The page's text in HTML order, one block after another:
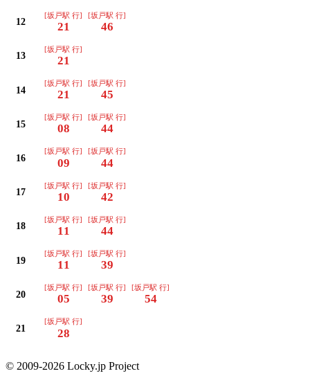
12
[坂戸駅 行]
21
[坂戸駅 行]
46
13
[坂戸駅 行]
21
14
[坂戸駅 行]
21
[坂戸駅 行]
45
15
[坂戸駅 行]
08
[坂戸駅 行]
44
16
[坂戸駅 行]
09
[坂戸駅 行]
44
17
[坂戸駅 行]
10
[坂戸駅 行]
42
18
[坂戸駅 行]
11
[坂戸駅 行]
44
19
[坂戸駅 行]
11
[坂戸駅 行]
39
20
[坂戸駅 行]
05
[坂戸駅 行]
39
[坂戸駅 行]
54
21
[坂戸駅 行]
28
© 2009-2026 Locky.jp Project